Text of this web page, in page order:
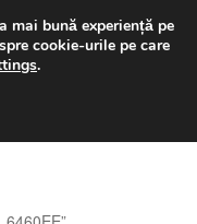
229 6816
mai bună experiență pe
cookie-urile pe care
.